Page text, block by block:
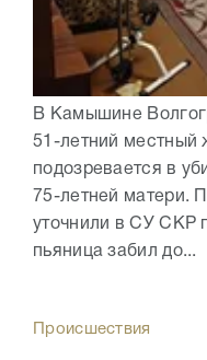
В Камышине
51-летний местный
подозревается в
75-летней матери.
уточнили в СУ СКР
пьяница забил до...
Происшествия